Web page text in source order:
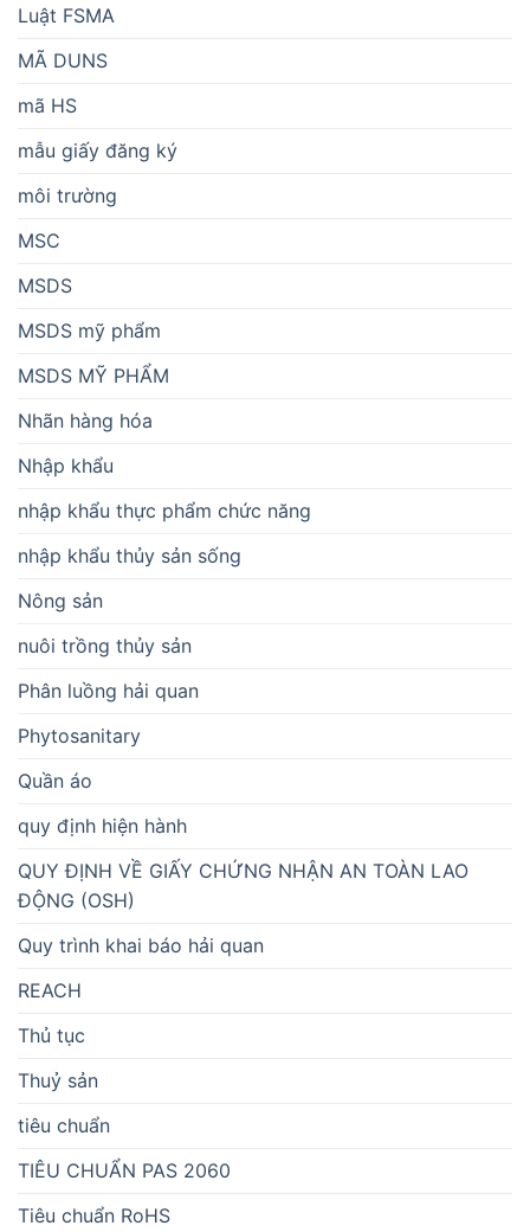
Luật FSMA
MÃ DUNS
mã HS
mẫu giấy đăng ký
môi trường
MSC
MSDS
MSDS mỹ phẩm
MSDS MỸ PHẨM
Nhãn hàng hóa
Nhập khẩu
nhập khẩu thực phẩm chức năng
nhập khẩu thủy sản sống
Nông sản
nuôi trồng thủy sản
Phân luồng hải quan
Phytosanitary
Quần áo
quy định hiện hành
QUY ĐỊNH VỀ GIẤY CHỨNG NHẬN AN TOÀN LAO
ĐỘNG (OSH)
Quy trình khai báo hải quan
REACH
Thủ tục
Thuỷ sản
tiêu chuẩn
TIÊU CHUẨN PAS 2060
Tiêu chuẩn RoHS